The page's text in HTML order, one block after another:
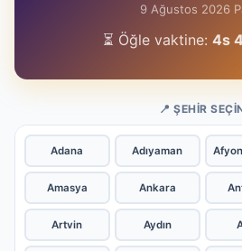
9 Ağustos 2026
⏳ Öğle vaktine: 4s
📍 ŞEHIR
Adana Adıyaman
Amasya Ankara
Artvin Aydın